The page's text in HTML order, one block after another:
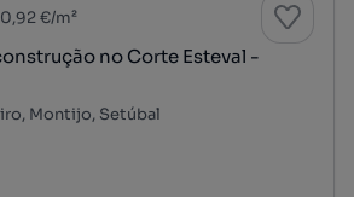
€/m²
no Corte Esteval -
Montijo, Setúbal